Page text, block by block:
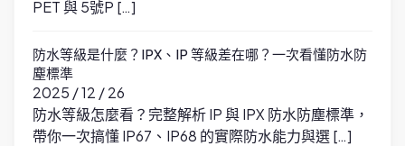
PET 與 5號P […]
防水等級是什麼？IPX、IP 等級差在哪？一次看懂防水防
塵標準
2025 / 12 / 26
防水等級怎麼看？完整解析 IP 與 IPX 防水防塵標準，
帶你一次搞懂 IP67、IP68 的實際防水能力與選 […]